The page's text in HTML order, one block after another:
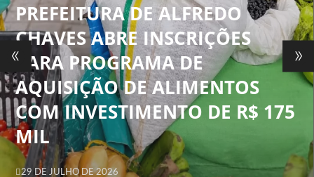
»
«
PREFEITURA DE ALFREDO
CHAVES ABRE INSCRIÇÕES
PARA PROGRAMA DE
AQUISIÇÃO DE ALIMENTOS
COM INVESTIMENTO DE R$ 175
MIL
29 DE JULHO DE 2026